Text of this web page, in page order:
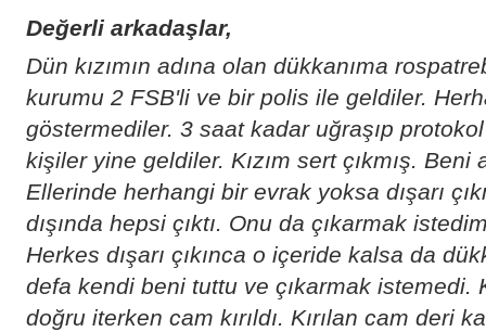
Değerli arkadaşlar,
Dün kızımın adına olan dükkanıma
kurumu 2 FSB'li ve bir polis ile geldiler.
göstermediler. 3 saat kadar uğraşıp
kişiler yine geldiler. Kızım sert çıkmış. Beni
Ellerinde herhangi bir evrak yoksa dışarı
dışında hepsi çıktı. Onu da çıkarmak
Herkes dışarı çıkınca o içeride kalsa da
defa kendi beni tuttu ve çıkarmak istemedi.
doğru iterken cam kırıldı. Kırılan cam deri